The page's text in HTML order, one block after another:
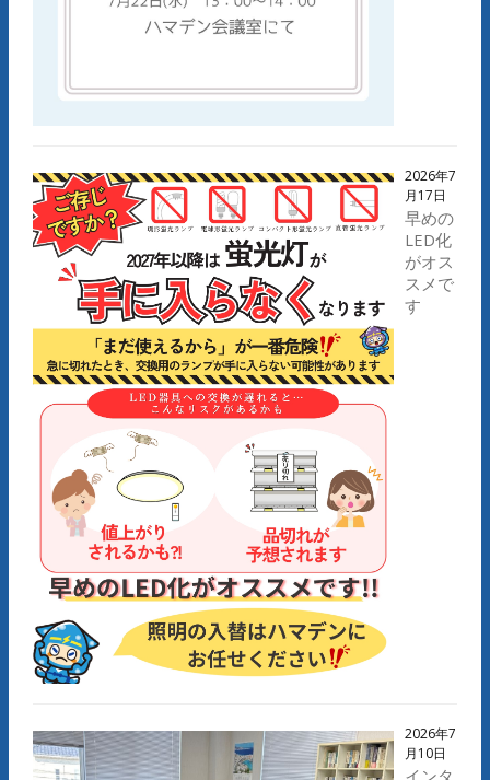
2026年7
月17日
早めの
LED化
がオス
スメで
す
2026年7
月10日
インタ